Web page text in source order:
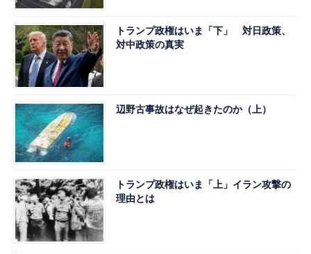
トランプ政権はいま「下」 対日政策、
対中政策の真実
辺野古事故はなぜ起きたのか（上）
トランプ政権はいま「上」イラン攻撃の
理由とは